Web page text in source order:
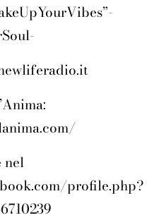
nel
profile.php?